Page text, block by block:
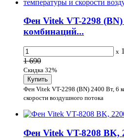
Фен Vitek VT-2298 (BN)
комбинаций...
x
1 690
Скидка 32%
Фен Vitek VT-2298 (BN) 2400 Вт, 6
скорости воздушного потока
Фен Vitek VT-8208 BK,